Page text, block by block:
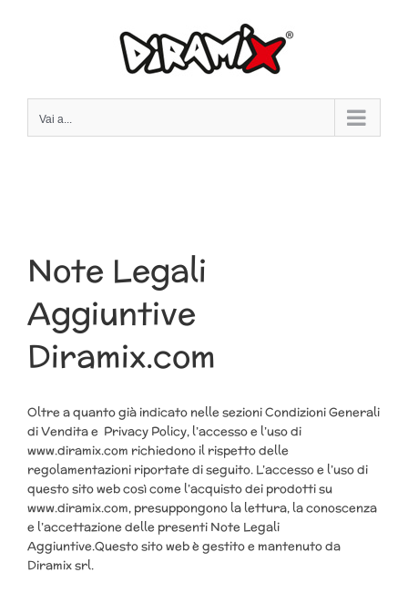
Vai a...
Note Legali
Aggiuntive
Diramix.com
Oltre a quanto già indicato nelle sezioni Condizioni Generali
di Vendita e Privacy Policy, l’accesso e l’uso di
www.diramix.com richiedono il rispetto delle
regolamentazioni riportate di seguito. L’accesso e l’uso di
questo sito web così come l’acquisto dei prodotti su
www.diramix.com, presuppongono la lettura, la conoscenza
e l’accettazione delle presenti Note Legali
Aggiuntive.Questo sito web è gestito e mantenuto da
Diramix srl.